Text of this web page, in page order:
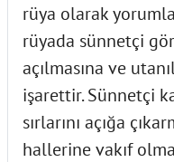
rüya olarak
rüyada sünnetçi
açılmasına ve
işarettir. Sünnetçi
sırlarını açığa
hallerine vakıf